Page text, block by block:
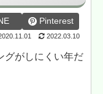
Pinterest
2022.03.10
グがしにくい年だ